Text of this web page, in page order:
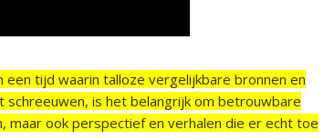
tijd waarin talloze vergelijkbare bronnen en
is het belangrijk om betrouwbare
maar ook perspectief en verhalen die er echt toe